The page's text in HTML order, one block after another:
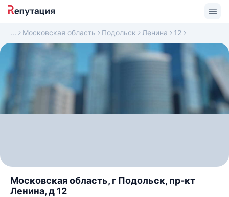
Московская область Подольск Ленина 12
Московская область, г Подольск, пр-кт
Ленина, д 12